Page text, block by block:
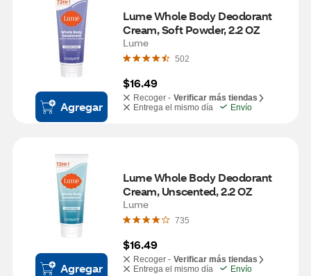
Agregar
Lume Whole Body Deodorant
Cream, Soft Powder, 2.2 OZ
Lume
502
$16.49
Recoger - Verificar más tiendas
Entrega el mismo día
Envío
Agregar
Lume Whole Body Deodorant
Cream, Unscented, 2.2 OZ
Lume
735
$16.49
Recoger - Verificar más tiendas
Entrega el mismo día
Envío